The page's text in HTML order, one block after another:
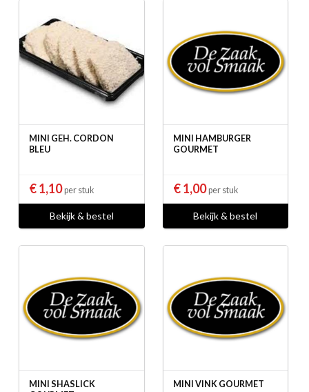
MINI GEH. CORDON
BLEU
€ 1,10per stuk
Bekijk & bestel
MINI HAMBURGER
GOURMET
€ 1,00per stuk
Bekijk & bestel
MINI SHASLICK
MINI VINK GOURMET